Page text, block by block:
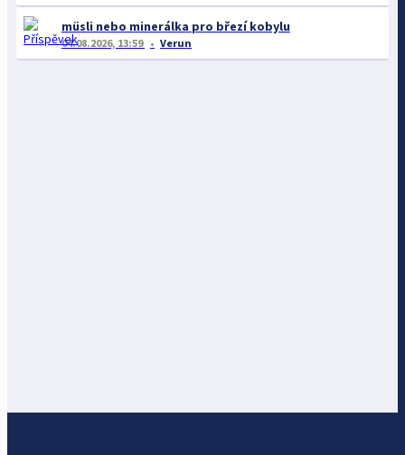
müsli nebo minerálka pro březí kobylu
04.08.2026, 13:59 Verun